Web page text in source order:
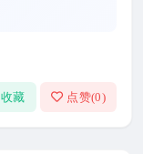
收藏 点赞(0)